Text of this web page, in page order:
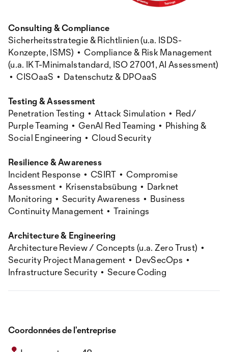
Consulting & Compliance
Sicherheitsstrategie & Richtlinien (u.a. ISDS-
Konzepte, ISMS) • Compliance & Risk Management
(u.a. IKT-Minimalstandard, ISO 27001, AI Assessment)
• CISOaaS • Datenschutz & DPOaaS
Testing & Assessment
Penetration Testing • Attack Simulation • Red/
Purple Teaming • GenAI Red Teaming • Phishing &
Social Engineering • Cloud Security
Resilience & Awareness
Incident Response • CSIRT • Compromise
Assessment • Krisenstabsübung • Darknet
Monitoring • Security Awareness • Business
Continuity Management • Trainings
Architecture & Engineering
Architecture Review / Concepts (u.a. Zero Trust) •
Security Project Management • DevSecOps •
Infrastructure Security • Secure Coding
Coordonnées de l’entreprise